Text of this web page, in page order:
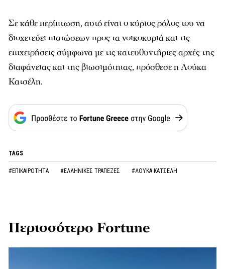
Σε κάθε περίπτωση, αυτό είναι ο κύριος ρόλος του να
διοχετεύει πιστώσεων προς τα νοικοκυριά και τις
επιχειρήσεις σύμφωνα με τις κατευθυντήριες αρχές της
διαφάνειας και της βιωσιμότητας, πρόσθεσε η Λούκα
Κατσέλη.
TAGS
#ΕΠΙΚΑΙΡΟΤΗΤΑ #ΕΛΛΗΝΙΚΕΣ ΤΡΑΠΕΖΕΣ #ΛΟΥΚΑ ΚΑΤΣΕΛΗ
Περισσότερο Fortune